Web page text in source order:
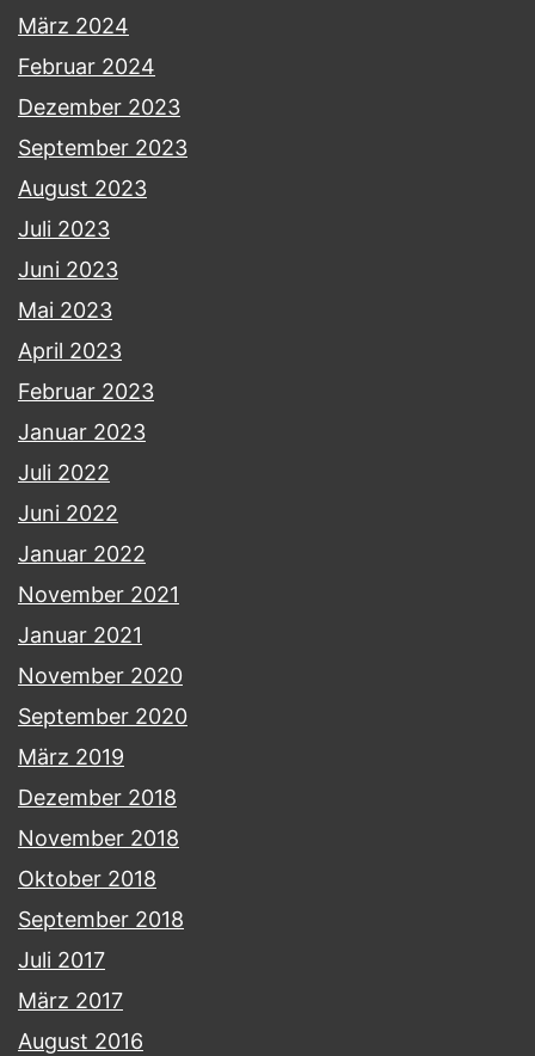
März 2024
Februar 2024
Dezember 2023
September 2023
August 2023
Juli 2023
Juni 2023
Mai 2023
April 2023
Februar 2023
Januar 2023
Juli 2022
Juni 2022
Januar 2022
November 2021
Januar 2021
November 2020
September 2020
März 2019
Dezember 2018
November 2018
Oktober 2018
September 2018
Juli 2017
März 2017
August 2016